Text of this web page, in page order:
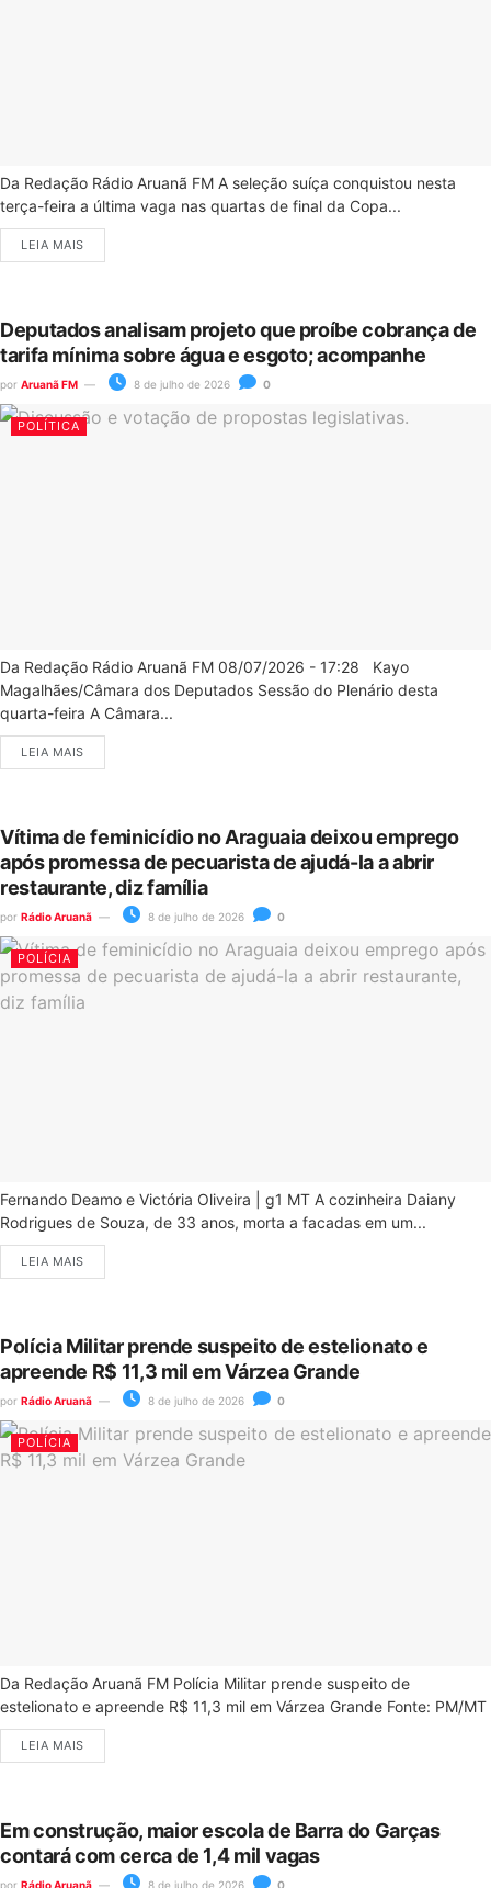
Da Redação Rádio Aruanã FM A seleção suíça conquistou nesta
terça-feira a última vaga nas quartas de final da Copa...
LEIA MAIS
Deputados analisam projeto que proíbe cobrança de
tarifa mínima sobre água e esgoto; acompanhe
por Aruanã FM 8 de julho de 2026 0
POLÍTICA
Da Redação Rádio Aruanã FM 08/07/2026 - 17:28 Kayo
Magalhães/Câmara dos Deputados Sessão do Plenário desta
quarta-feira A Câmara...
LEIA MAIS
Vítima de feminicídio no Araguaia deixou emprego
após promessa de pecuarista de ajudá-la a abrir
restaurante, diz família
por Rádio Aruanã 8 de julho de 2026 0
POLÍCIA
Fernando Deamo e Victória Oliveira | g1 MT A cozinheira Daiany
Rodrigues de Souza, de 33 anos, morta a facadas em um...
LEIA MAIS
Polícia Militar prende suspeito de estelionato e
apreende R$ 11,3 mil em Várzea Grande
por Rádio Aruanã 8 de julho de 2026 0
POLÍCIA
Da Redação Aruanã FM Polícia Militar prende suspeito de
estelionato e apreende R$ 11,3 mil em Várzea Grande Fonte: PM/MT
LEIA MAIS
Em construção, maior escola de Barra do Garças
contará com cerca de 1,4 mil vagas
por Rádio Aruanã 8 de julho de 2026 0